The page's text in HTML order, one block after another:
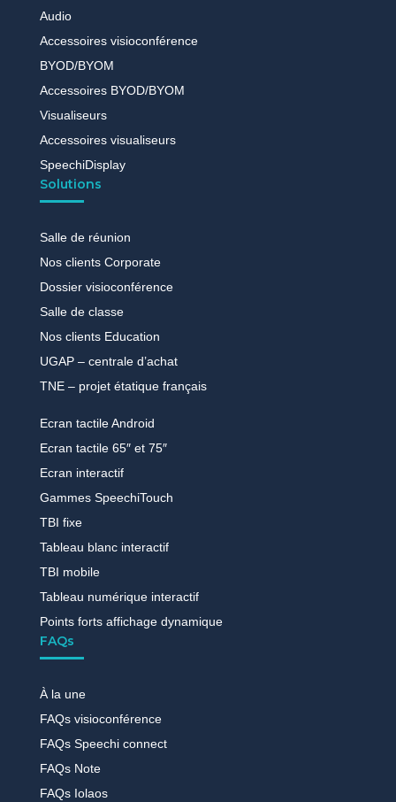
Audio
Accessoires visioconférence
BYOD/BYOM
Accessoires BYOD/BYOM
Visualiseurs
Accessoires visualiseurs
SpeechiDisplay
Solutions
Salle de réunion
Nos clients Corporate
Dossier visioconférence
Salle de classe
Nos clients Education
UGAP – centrale d’achat
TNE – projet étatique français
Ecran tactile Android
Ecran tactile 65″ et 75″
Ecran interactif
Gammes SpeechiTouch
TBI fixe
Tableau blanc interactif
TBI mobile
Tableau numérique interactif
Points forts affichage dynamique
FAQs
À la une
FAQs visioconférence
FAQs Speechi connect
FAQs Note
FAQs Iolaos